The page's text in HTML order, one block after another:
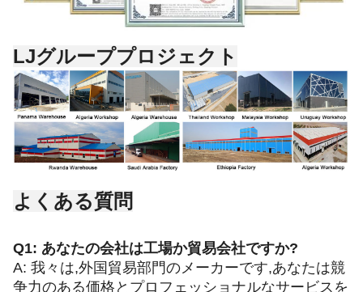
LJグループプロジェクト
よくある質問
Q1: あなたの会社は工場か貿易会社ですか?
A: 我々は,外国貿易部門のメーカーです,あなたは競
争力のある価格とプロフェッショナルなサービスを